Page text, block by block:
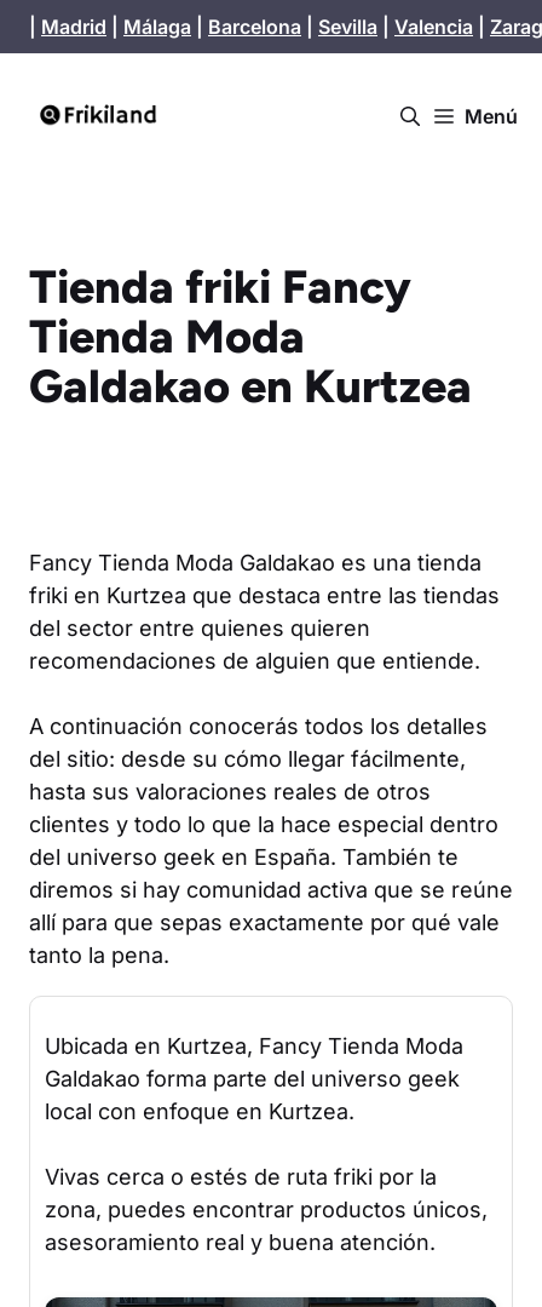
Saltar
al
Madrid Málaga Barcelona Sevilla Valencia
Menú
Tienda friki Fancy
Tienda Moda
Galdakao en Kurtzea
Fancy Tienda Moda Galdakao es una tienda
friki en Kurtzea que destaca entre las tiendas
del sector entre quienes quieren
recomendaciones de alguien que entiende.
A continuación conocerás todos los detalles
del sitio: desde su cómo llegar fácilmente,
hasta sus valoraciones reales de otros
clientes y todo lo que la hace especial dentro
del universo geek en España. También te
diremos si hay comunidad activa que se reúne
allí para que sepas exactamente por qué vale
tanto la pena.
Ubicada en Kurtzea, Fancy Tienda Moda
Galdakao forma parte del universo geek
local con enfoque en Kurtzea.
Vivas cerca o estés de ruta friki por la
zona, puedes encontrar productos únicos,
asesoramiento real y buena atención.